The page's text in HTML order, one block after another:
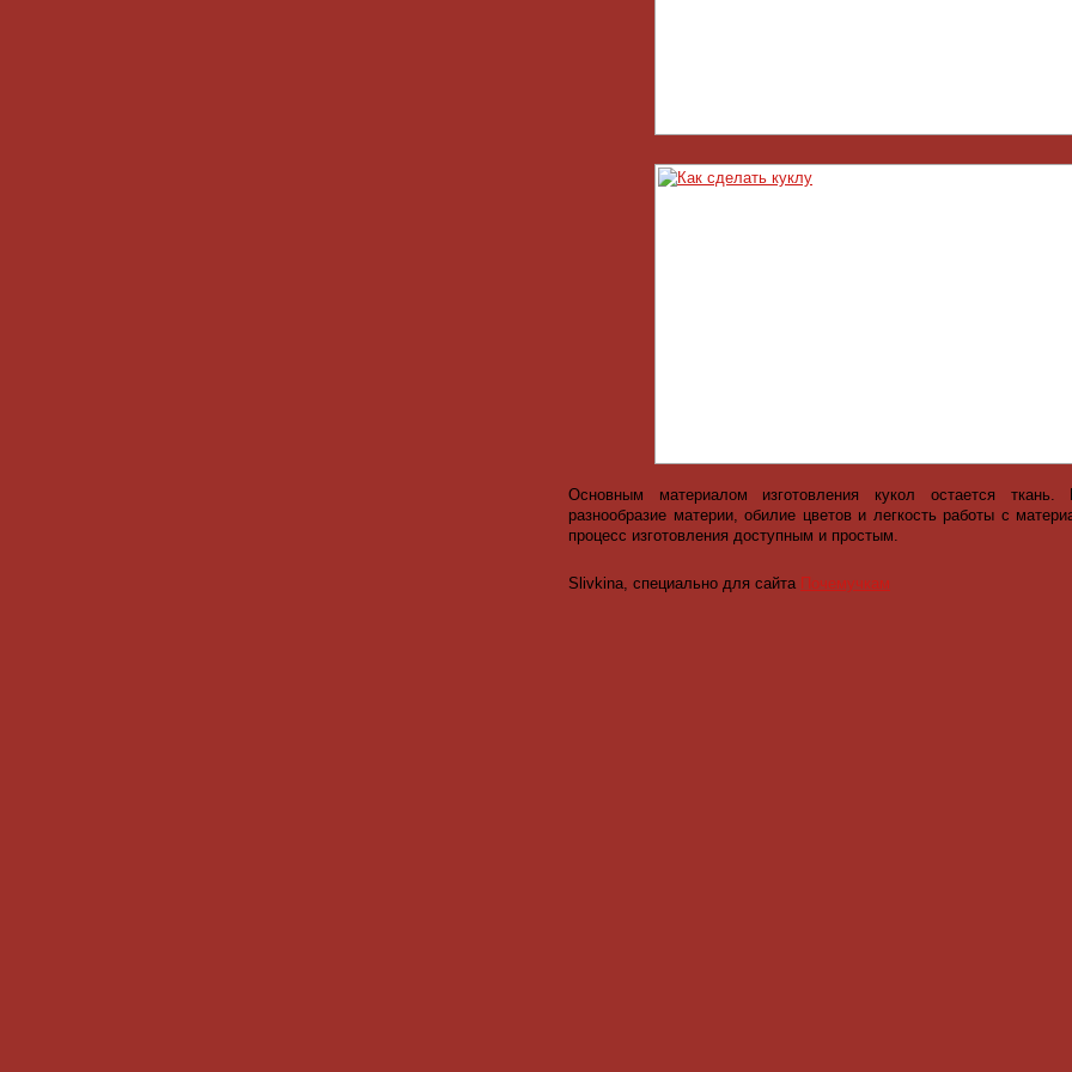
Основным материалом изготовления кукол остается ткань.
разнообразие материи, обилие цветов и легкость работы с
процесс изготовления доступным и простым.
Slivkina, специально для сайта Почемучкам